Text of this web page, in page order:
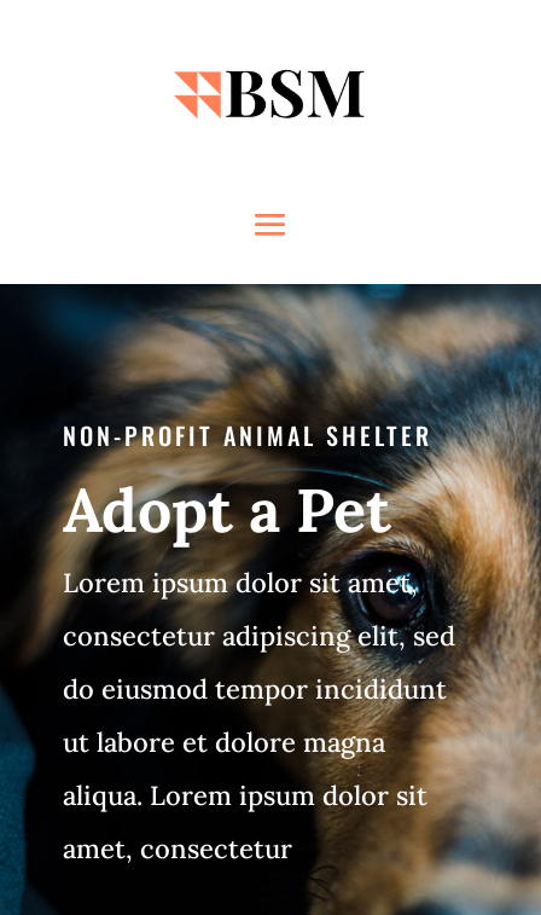
NON-PROFIT ANIMAL SHELTER
Adopt a Pet
Lorem ipsum dolor sit amet,
consectetur adipiscing elit, sed
do eiusmod tempor incididunt
ut labore et dolore magna
aliqua. Lorem ipsum dolor sit
amet, consectetur